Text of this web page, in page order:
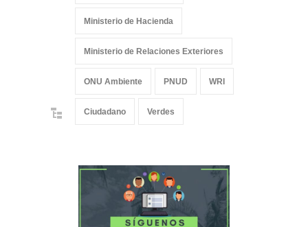
Ministerio de Hacienda
Ministerio de Relaciones Exteriores
ONU Ambiente PNUD WRI
Ciudadano Verdes